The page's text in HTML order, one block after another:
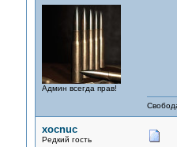
Админ всегда прав!
xocnuc
Редкий гость